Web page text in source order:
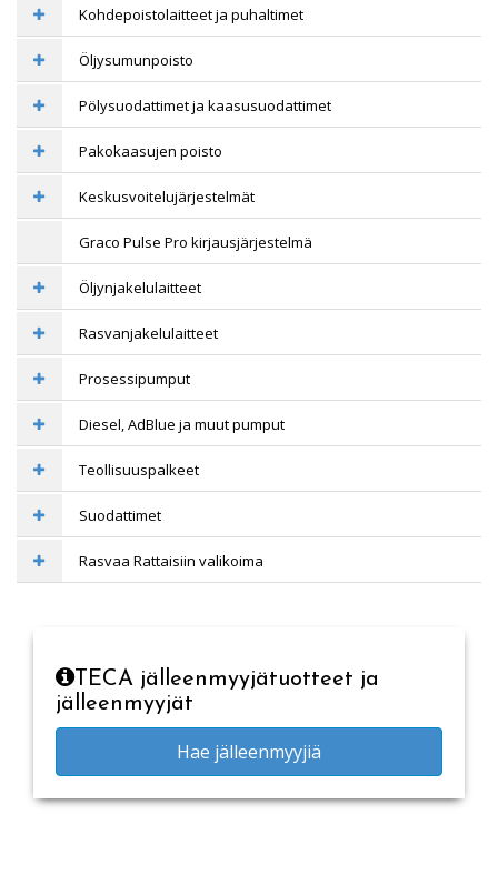
Kohdepoistolaitteet ja puhaltimet
Öljysumunpoisto
Pölysuodattimet ja kaasusuodattimet
Pakokaasujen poisto
Keskusvoitelujärjestelmät
Graco Pulse Pro kirjausjärjestelmä
Öljynjakelulaitteet
Rasvanjakelulaitteet
Prosessipumput
Diesel, AdBlue ja muut pumput
Teollisuuspalkeet
Suodattimet
Rasvaa Rattaisiin valikoima
TECA jälleenmyyjätuotteet ja
jälleenmyyjät
Hae jälleenmyyjiä